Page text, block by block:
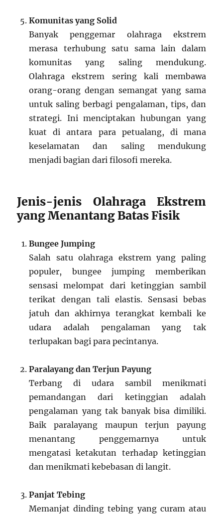
Komunitas yang Solid
Banyak penggemar olahraga ekstrem
merasa terhubung satu sama lain dalam
komunitas yang saling mendukung.
Olahraga ekstrem sering kali membawa
orang-orang dengan semangat yang sama
untuk saling berbagi pengalaman, tips, dan
strategi. Ini menciptakan hubungan yang
kuat di antara para petualang, di mana
keselamatan dan saling mendukung
menjadi bagian dari filosofi mereka.
Jenis-jenis Olahraga Ekstrem
yang Menantang Batas Fisik
Bungee Jumping
Salah satu olahraga ekstrem yang paling
populer, bungee jumping memberikan
sensasi melompat dari ketinggian sambil
terikat dengan tali elastis. Sensasi bebas
jatuh dan akhirnya terangkat kembali ke
udara adalah pengalaman yang tak
terlupakan bagi para pecintanya.
Paralayang dan Terjun Payung
Terbang di udara sambil menikmati
pemandangan dari ketinggian adalah
pengalaman yang tak banyak bisa dimiliki.
Baik paralayang maupun terjun payung
menantang penggemarnya untuk
mengatasi ketakutan terhadap ketinggian
dan menikmati kebebasan di langit.
Panjat Tebing
Memanjat dinding tebing yang curam atau